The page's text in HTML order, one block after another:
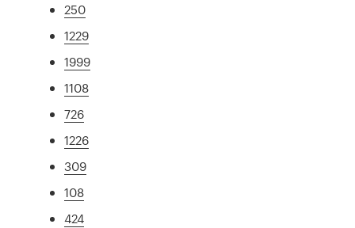
250
1229
1999
1108
726
1226
309
108
424